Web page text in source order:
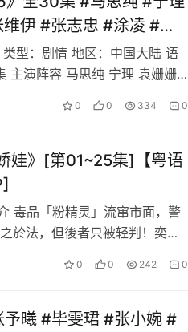
伊 #张志忠 #涂凌 #任
力薪 #柳小海 #白荟 #
型：剧情 地区：中国大陆 语
主演阵容 马思纯 宁理 袁姗姗
0 0 334 0
娃》[第01~25集]【粤语
毒品「粉精灵」流窜市面，警
於法，但後者只被轻判！奕风
0 0 242 0
曦 #毕雯珺 #张小婉 #